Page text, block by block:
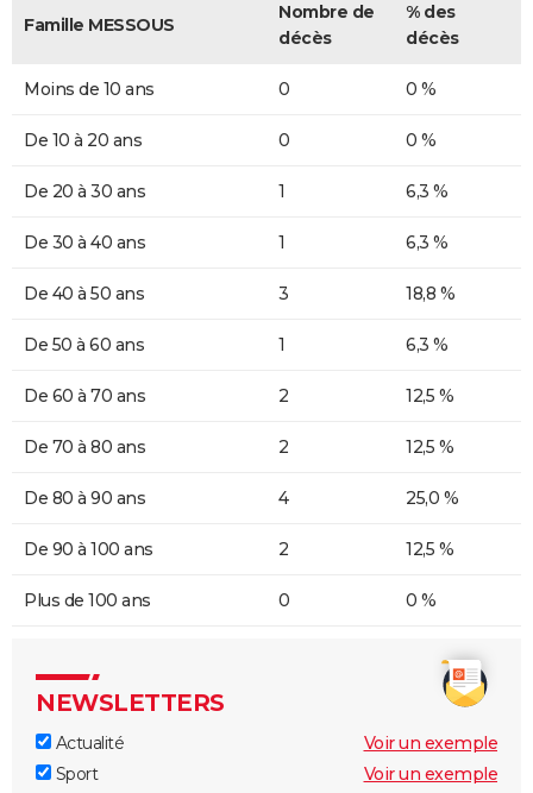
Famille MESSOUS
Nombre de
décès
% des
décès
Moins de 10 ans 0 0 %
De 10 à 20 ans 0 0 %
De 20 à 30 ans 1 6,3 %
De 30 à 40 ans 1 6,3 %
De 40 à 50 ans 3 18,8 %
De 50 à 60 ans 1 6,3 %
De 60 à 70 ans 2 12,5 %
De 70 à 80 ans 2 12,5 %
De 80 à 90 ans 4 25,0 %
De 90 à 100 ans 2 12,5 %
Plus de 100 ans 0 0 %
NEWSLETTERS
Actualité
Voir un exemple
Sport
Voir un exemple